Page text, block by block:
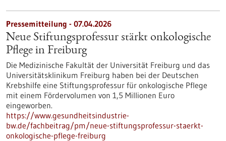
Pressemitteilung - 07.04.2026
Neue Stiftungsprofessur stärkt onkologische
Pflege in Freiburg
Die Medizinische Fakultät der Universität Freiburg und das
Universitätsklinikum Freiburg haben bei der Deutschen
Krebshilfe eine Stiftungsprofessur für onkologische Pflege
mit einem Fördervolumen von 1,5 Millionen Euro
eingeworben.
https://www.gesundheitsindustrie-
bw.de/fachbeitrag/pm/neue-stiftungsprofessur-staerkt-
onkologische-pflege-freiburg